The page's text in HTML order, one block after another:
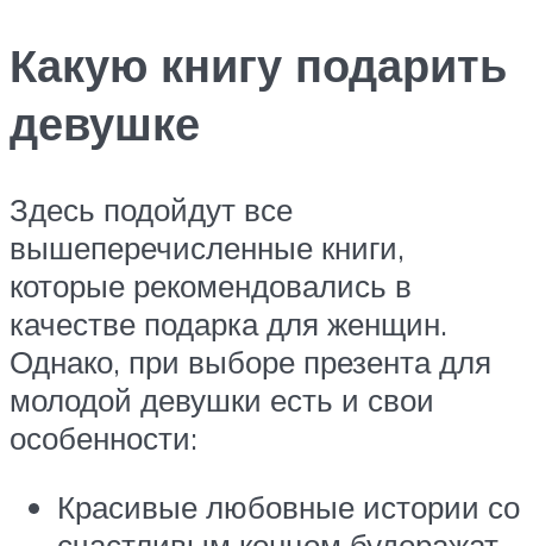
Какую книгу подарить
девушке
Здесь подойдут все
вышеперечисленные книги,
которые рекомендовались в
качестве подарка для женщин.
Однако, при выборе презента для
молодой девушки есть и свои
особенности:
Красивые любовные истории со